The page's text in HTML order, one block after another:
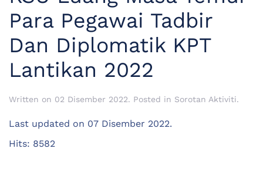
Para Pegawai Tadbir
Dan Diplomatik KPT
Lantikan 2022
Written on 02 Disember 2022. Posted in Sorotan Aktiviti.
Last updated on 07 Disember 2022.
Hits: 8582